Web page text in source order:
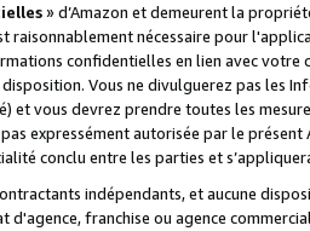
» d’Amazon et demeurent la
raisonnablement nécessaire pour
confidentielles en lien avec
Vous ne divulguerez pas les
et vous devrez prendre toutes les
expressément autorisée par le
conclu entre les parties et
indépendants, et aucune
d'agence, franchise ou agence